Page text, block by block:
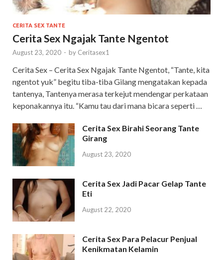
CERITA SEX TANTE
Cerita Sex Ngajak Tante Ngentot
August 23, 2020 - by Ceritasex1
Cerita Sex – Cerita Sex Ngajak Tante Ngentot, “Tante, kita
ngentot yuk” begitu tiba-tiba Gilang mengatakan kepada
tantenya, Tantenya merasa terkejut mendengar perkataan
keponakannya itu. “Kamu tau dari mana bicara seperti …
Cerita Sex Birahi Seorang Tante
Girang
August 23, 2020
Cerita Sex Jadi Pacar Gelap Tante
Eti
August 22, 2020
Cerita Sex Para Pelacur Penjual
Kenikmatan Kelamin